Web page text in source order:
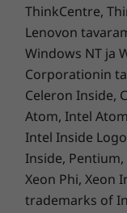
kuten
pääsyn
Kansi (C) sisältää
Kansi (D) sisältää
30 % PCC-
50 % kierrätettyä
25 % PCC-
90 % PCC-
85-prosenttisesti
Steward Council -
Sertifioinnit ja
ThinkCentre,
Lenovon
Windows NT ja
Corporationin
Celeron Inside,
Atom, Intel
Intel Inside
Inside,
Xeon Phi, Xeon
trademarks of